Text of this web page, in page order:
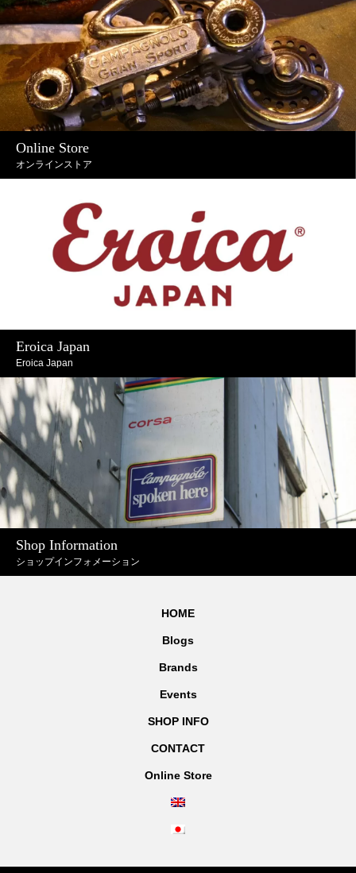
‼
Online Store
オンラインストア
Eroica Japan
Eroica Japan
Shop Information
ショップインフォメーション
HOME
Blogs
Brands
Events
SHOP INFO
CONTACT
Online Store